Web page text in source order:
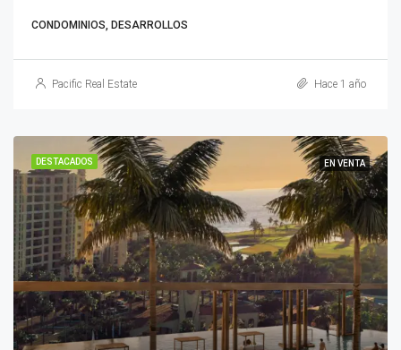
CONDOMINIOS, DESARROLLOS
Pacific Real Estate Hace 1 año
DESTACADOS EN VENTA